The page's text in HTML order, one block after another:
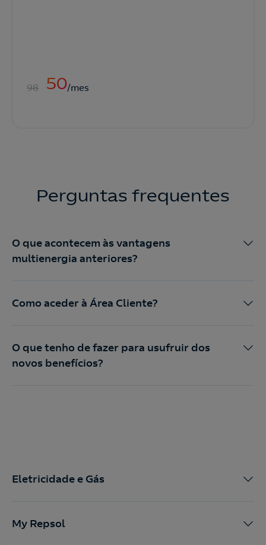
98 50/mes
Perguntas frequentes
O que acontecem às vantagens
multienergia anteriores?
Como aceder à Área Cliente?
O que tenho de fazer para usufruir dos
novos benefícios?
Eletricidade e Gás
My Repsol